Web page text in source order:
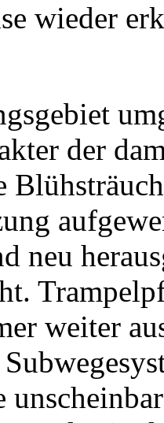
wieder
der
neu
weiter